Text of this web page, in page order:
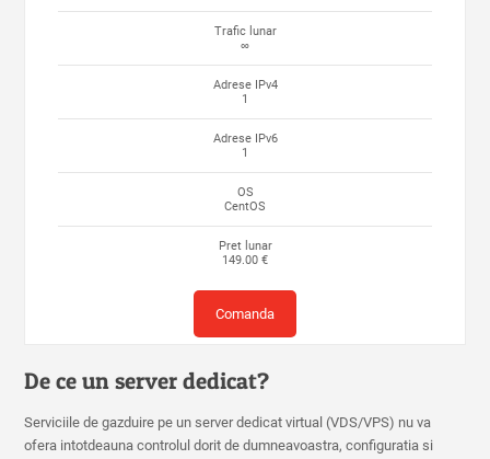
Trafic lunar
∞
Adrese IPv4
1
Adrese IPv6
1
OS
CentOS
Pret lunar
149.00 €
Comanda
De ce un server dedicat?
Serviciile de gazduire pe un server dedicat virtual (VDS/VPS) nu va
ofera intotdeauna controlul dorit de dumneavoastra, configuratia si